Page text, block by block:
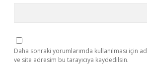
Daha sonraki yorumlarımda kullanılması için
ve site adresim bu tarayıcıya kaydedilsin.